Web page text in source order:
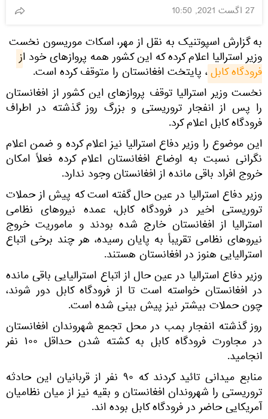
27 اگست 2021, 10:50
به گزارش اسپوتنیک به نقل از مهر، اسکات موریسون نخست
وزیر استرالیا اعلام کرده که این کشور همه پروازهای خود از
فرودگاه کابل، پایتخت افغانستان را متوقف کرده است.
نخست وزیر استرالیا توقف پروازهای این کشور از افغانستان
را پس از انفجار تروریستی و بزرگ روز گذشته در اطراف
فرودگاه کابل اعلام کرد.
این موضوع را وزیر دفاع استرالیا نیز اعلام کرده و ضمن اعلام
نگرانی نسبت به اوضاع افغانستان اعلام کرده فعلاً امکان
خروج افراد باقی مانده از افغانستان وجود ندارد.
وزیر دفاع استرالیا در عین حال گفته است که پیش از حملات
تروریستی اخیر در فرودگاه کابل، عمده نیروهای نظامی
استرالیا از افغانستان خارج شده بودند و ماموریت خروج
نیروهای نظامی تقریباً به پایان رسیده، هر چند برخی اتباع
استرالیایی هنوز در افغانستان هستند.
وزیر دفاع استرالیا در عین حال از اتباع استرالیایی باقی مانده
در افغانستان خواسته است تا از فرودگاه کابل دور شوند،
چون حملات بیشتر نیز پیش بینی شده است.
روز گذشته انفجار بمب در محل تجمع شهروندان افغانستان
در مجاورت فرودگاه کابل به کشته شدن حداقل ۱۰۰ نفر
انجامید.
منابع میدانی تائید کردند که ۹۰ نفر از قربانیان این حادثه
تروریستی را شهروندان افغانستان و بقیه نیز از میان نظامیان
آمریکایی حاضر در فرودگاه کابل بوده اند.